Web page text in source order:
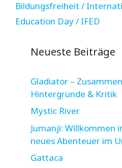
Bildungsfreiheit /
Education Day / IFED
Neueste Beiträge
Gladiator –
Hintergründe & Kritik
Mystic River
Jumanji: Willkommen
neues Abenteuer im
Gattaca